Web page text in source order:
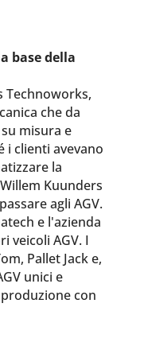
base della
Technoworks,
che da
misura e
i clienti avevano
la
Kuunders
agli AGV.
e l'azienda
veicoli AGV. I
Pallet Jack e,
unici e
con